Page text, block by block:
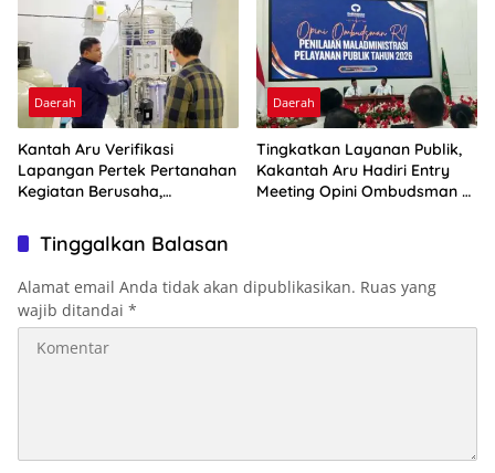
Daerah
Kantah Aru Verifikasi
Lapangan Pertek Pertanahan
Kegiatan Berusaha,
Daerah
Tingkatkan Layanan Publik,
Kakantah Aru Hadiri Entry
Meeting Opini Ombudsman RI
Tinggalkan Balasan
Alamat email Anda tidak akan dipublikasikan. Ruas yang
wajib ditandai *